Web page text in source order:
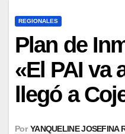
REGIONALES
Plan de
«El PAI va
llegó a
Por YANQUELINE JOSEFINA